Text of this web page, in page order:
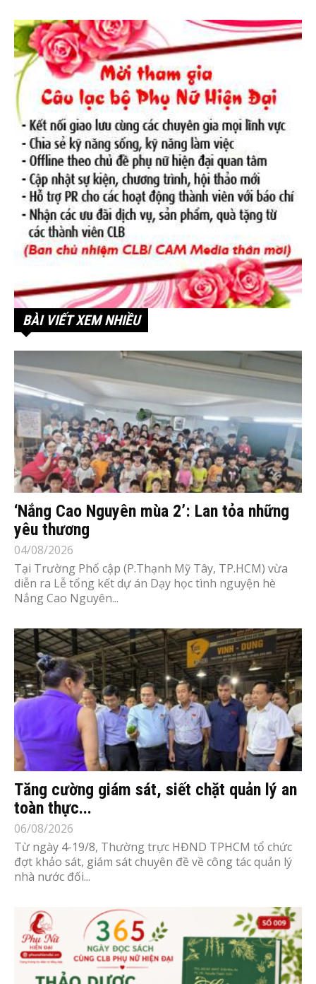
BÀI VIẾT XEM NHIỀU
‘Nắng Cao Nguyên mùa 2’: Lan tỏa những
yêu thương
04/08/2026
Tại Trường Phổ cập (P.Thạnh Mỹ Tây, TP.HCM) vừa
diễn ra Lễ tổng kết dự án Dạy học tình nguyện hè
Nắng Cao Nguyên...
Tăng cường giám sát, siết chặt quản lý an
toàn thực...
06/08/2026
Từ ngày 4-19/8, Thường trực HĐND TPHCM tổ chức
đợt khảo sát, giám sát chuyên đề về công tác quản lý
nhà nước đối...